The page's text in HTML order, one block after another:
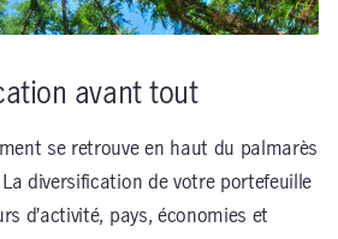
avant tout
se retrouve en haut du palmarès
diversification de votre portefeuille
d’activité, pays, économies et